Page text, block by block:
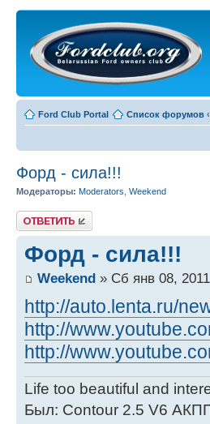
Ford Club Portal Список форумов ‹
Форд - сила!!!
Модераторы: Moderators Weekend
Ответить
Форд - сила!!!
Weekend » Сб янв 08,
http://auto.lenta.ru/
http://
http://
Life too beautiful and
Был: Contour 2.5 V6